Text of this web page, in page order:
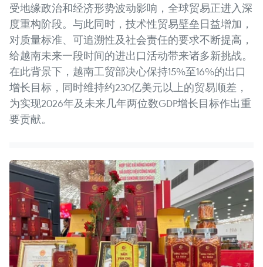
受地缘政治和经济形势波动影响，全球贸易正进入深
度重构阶段。与此同时，技术性贸易壁垒日益增加，
对质量标准、可追溯性及社会责任的要求不断提高，
给越南未来一段时间的进出口活动带来诸多新挑战。
在此背景下，越南工贸部决心保持15%至16%的出口
增长目标，同时维持约230亿美元以上的贸易顺差，
为实现2026年及未来几年两位数GDP增长目标作出重
要贡献。